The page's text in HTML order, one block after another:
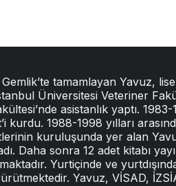
tamamlayan Yavuz,
Üniversitesi Veteriner
asistanlık yaptı.
kurdu. 1988-1998 yılları
kuruluşunda yer alan
Daha sonra 12 adet kitabı
Yurtiçinde ve
Yavuz, VİSAD,